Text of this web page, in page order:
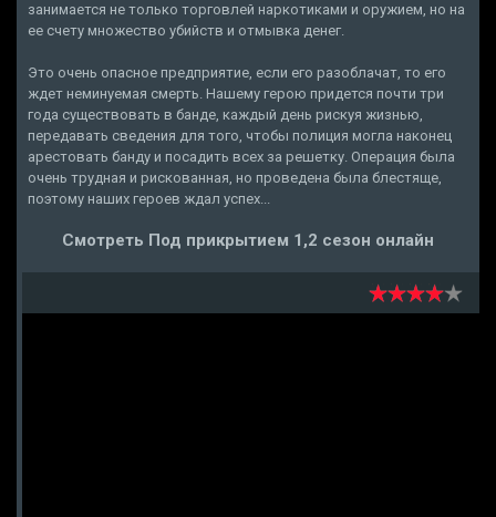
занимается не только торговлей наркотиками и оружием, но на
ее счету множество убийств и отмывка денег.
Это очень опасное предприятие, если его разоблачат, то его
ждет неминуемая смерть. Нашему герою придется почти три
года существовать в банде, каждый день рискуя жизнью,
передавать сведения для того, чтобы полиция могла наконец
арестовать банду и посадить всех за решетку. Операция была
очень трудная и рискованная, но проведена была блестяще,
поэтому наших героев ждал успех...
Смотреть Под прикрытием 1,2 сезон онлайн